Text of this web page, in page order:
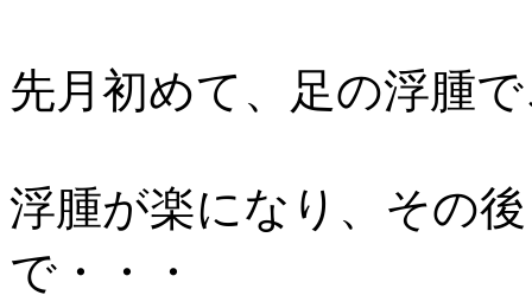
先月初めて、足の浮腫
浮腫が楽になり、その
で・・・